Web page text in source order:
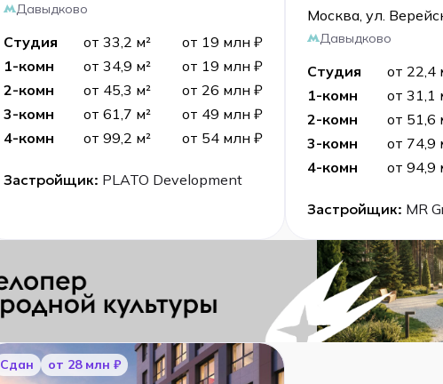
Давыдково
Студия от 33,2 м²
от 19 млн ₽
1-комн
от 34,9 м²
от 19 млн ₽
2-комн
от 45,3 м²
от 26 млн ₽
3-комн
от 61,7 м²
от 49 млн ₽
4-комн
от 99,2 м² от 54 млн ₽
Застройщик: PLATO Development
Москва, ул.
Давыдково
Студия от 22,4
1-комн
от 31,1
2-комн
от 51,6
3-комн
от 74,9
4-комн
от 94,9
Застройщик: MR
Сдан от 28 млн ₽